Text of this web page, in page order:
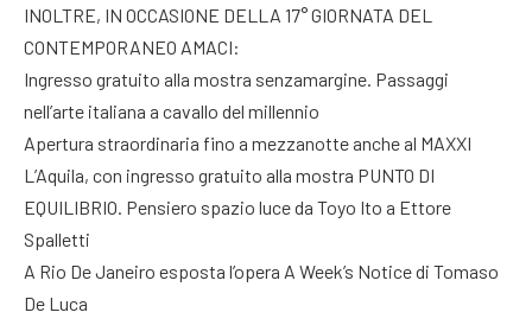
INOLTRE, IN OCCASIONE DELLA 17° GIORNATA DEL
CONTEMPORANEO AMACI:
Ingresso gratuito alla mostra senzamargine. Passaggi
nell’arte italiana a cavallo del millennio
Apertura straordinaria fino a mezzanotte anche al MAXXI
L’Aquila, con ingresso gratuito alla mostra PUNTO DI
EQUILIBRIO. Pensiero spazio luce da Toyo Ito a Ettore
Spalletti
A Rio De Janeiro esposta l’opera A Week’s Notice di Tomaso
De Luca